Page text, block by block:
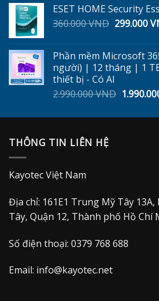
là:
ESET HOME Security
360.000VND Giá
360.000
299.000
Phần mềm Microsoft
người) | 12 tháng | 1
thiết bị - Có AI
2.990.000VND Giá
là:
THÔNG TIN LIÊN HỆ
Kayotec Việt Nam
Địa chỉ: 161E1 Trung Mỹ Tây
Tây, Quận 12, Thành phố Hồ Chí
Số điện thoại: 0379 768 688
Email: info@kayotec.net